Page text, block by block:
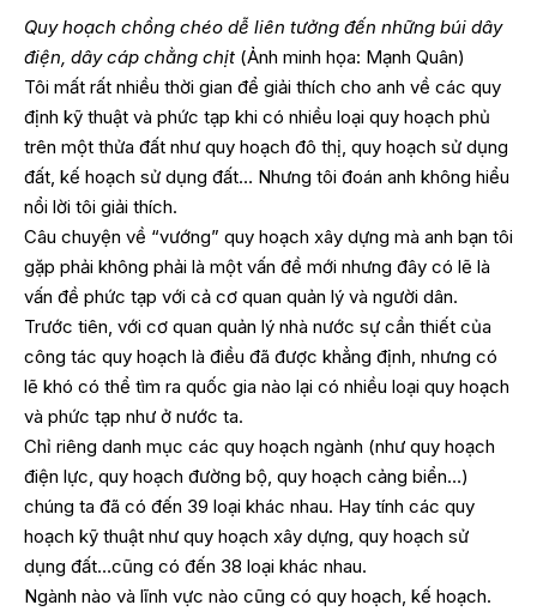
Quy hoạch chồng chéo dễ liên tưởng đến những búi dây
điện, dây cáp chằng chịt (Ảnh minh họa: Mạnh Quân)
Tôi mất rất nhiều thời gian để giải thích cho anh về các quy
định kỹ thuật và phức tạp khi có nhiều loại quy hoạch phủ
trên một thửa đất như quy hoạch đô thị, quy hoạch sử dụng
đất, kế hoạch sử dụng đất… Nhưng tôi đoán anh không hiểu
nổi lời tôi giải thích.
Câu chuyện về “vướng” quy hoạch xây dựng mà anh bạn tôi
gặp phải không phải là một vấn đề mới nhưng đây có lẽ là
vấn đề phức tạp với cả cơ quan quản lý và người dân.
Trước tiên, với cơ quan quản lý nhà nước sự cần thiết của
công tác quy hoạch là điều đã được khẳng định, nhưng có
lẽ khó có thể tìm ra quốc gia nào lại có nhiều loại quy hoạch
và phức tạp như ở nước ta.
Chỉ riêng danh mục các quy hoạch ngành (như quy hoạch
điện lực, quy hoạch đường bộ, quy hoạch cảng biển…)
chúng ta đã có đến 39 loại khác nhau. Hay tính các quy
hoạch kỹ thuật như quy hoạch xây dựng, quy hoạch sử
dụng đất…cũng có đến 38 loại khác nhau.
Ngành nào và lĩnh vực nào cũng có quy hoạch, kế hoạch.